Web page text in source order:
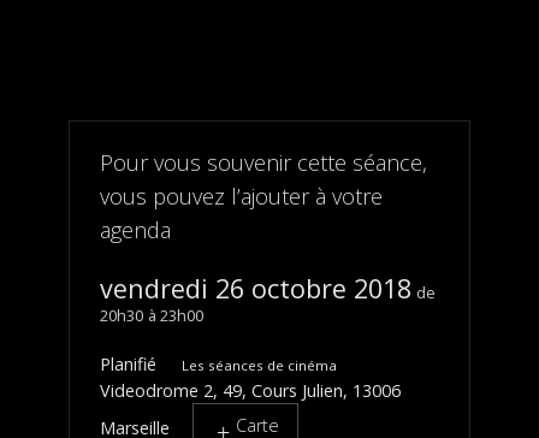
Pour vous souvenir cette séance,
vous pouvez l’ajouter à votre
agenda
vendredi 26 octobre 2018
20h30 23h00
Planifié Les séances de cinéma
Videodrome 2, 49, Cours Julien, 13006
Marseille
Carte